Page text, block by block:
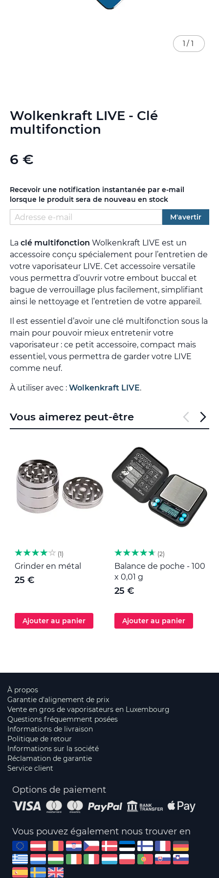
Wolkenkraft LIVE - Clé
multifonction
6 €
Recevoir une notification instantanée par e-mail
lorsque le produit sera de nouveau en stock
M'avertir
La clé multifonction Wolkenkraft LIVE est un
accessoire conçu spécialement pour l’entretien de
votre vaporisateur LIVE. Cet accessoire versatile
vous permettra d’ouvrir votre embout buccal et
bague de verrouillage plus facilement, simplifiant
ainsi le nettoyage et l’entretien de votre appareil.
Il est essentiel d’avoir une clé multifonction sous la
main pour pouvoir mieux entretenir votre
vaporisateur : ce petit accessoire, compact mais
essentiel, vous permettra de garder votre LIVE
comme neuf.
À utiliser avec : Wolkenkraft LIVE.
1 / 1
to
the
beginning
the
images
Vous aimerez peut-être
1
Grinder en métal
25 €
Ajouter au panier
2
Balance de poche - 100
x 0,01 g
25 €
Ajouter au panier
À propos
Garantie d'alignement de prix
Vente en gros de vaporisateurs en Luxembourg
Questions fréquemment posées
Informations de livraison
Politique de retour
Informations sur la société
Réclamation de garantie
Service client
Options de paiement
Vous pouvez également nous trouver en